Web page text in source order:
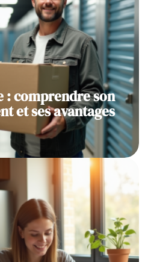
: comprendre son
et ses avantages